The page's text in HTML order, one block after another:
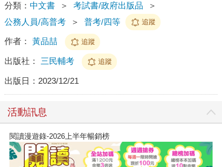
分類： 中文書 ＞ 考試書/政府出版品
＞
公務人員/高普考
＞ 普考/四等 追蹤
作者： 黃品喆 追蹤
出版社： 三民輔考 追蹤
出版日： 2023/12/21
活動訊息
閱讀漫遊錄-2026上半年暢銷榜